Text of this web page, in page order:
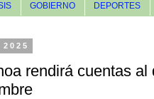
GOBIERNO DEPORTES
rendirá cuentas al